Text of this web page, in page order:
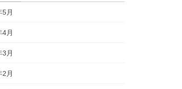
5月
4月
3月
2月